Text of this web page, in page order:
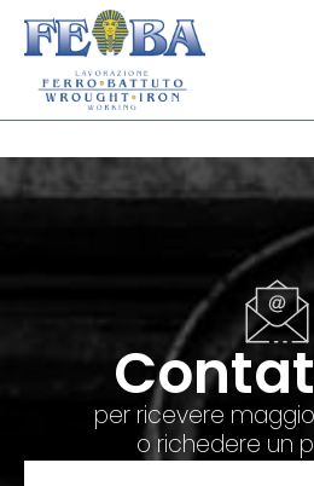
per ricevere
o richedere un